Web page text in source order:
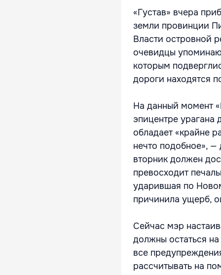
«Густав» вчера
земли провинции
Власти островной
очевидцы
которым
дороги находятся
На данный момент
эпицентре урагана
обладает «крайне
нечто подобное», —
вторник должен
превосходит
ударившая по
причинила ущерб,
Сейчас мэр
должны остаться
все
рассчитывать на